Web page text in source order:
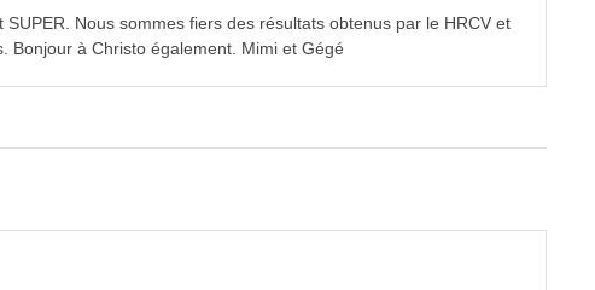
Nous sommes fiers des résultats obtenus par le HRCV et
Bonjour à Christo également. Mimi et Gégé